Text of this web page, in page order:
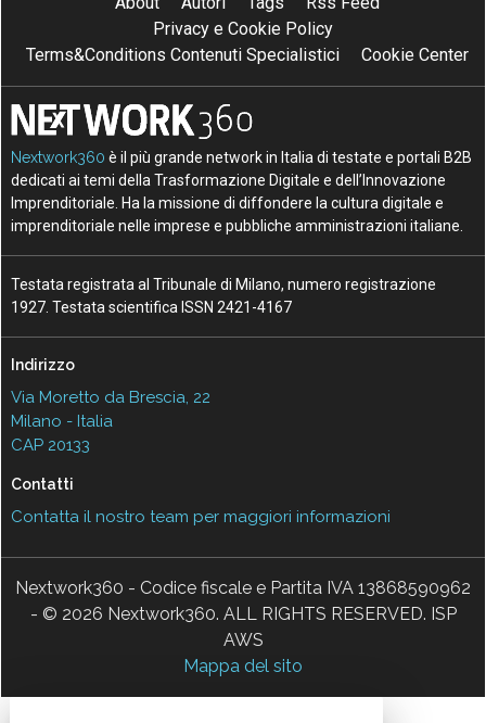
Privacy e Cookie Policy
Terms&Conditions Contenuti Specialistici
Cookie Center
Nextwork360 è il più grande network in Italia di testate e portali B2B
dedicati ai temi della Trasformazione Digitale e dell’Innovazione
Imprenditoriale. Ha la missione di diffondere la cultura digitale e
imprenditoriale nelle imprese e pubbliche amministrazioni italiane.
Testata registrata al Tribunale di Milano, numero registrazione
1927. Testata scientifica ISSN 2421-4167
Indirizzo
Via Moretto da Brescia, 22
Milano - Italia
CAP 20133
Contatti
Contatta il nostro team per maggiori informazioni
Nextwork360 - Codice fiscale e Partita IVA 13868590962
- © 2026 Nextwork360. ALL RIGHTS RESERVED. ISP
AWS
Mappa del sito